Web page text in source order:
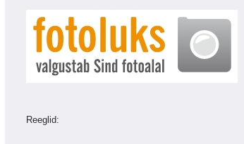
Reeglid: